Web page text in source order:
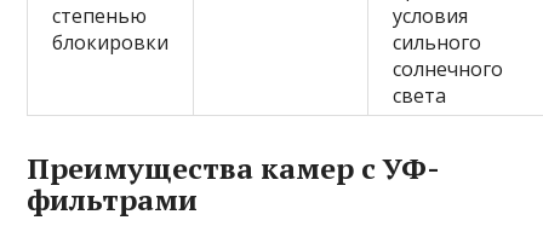
степенью
блокировки
условия
сильного
солнечного
света
Преимущества камер с УФ-
фильтрами